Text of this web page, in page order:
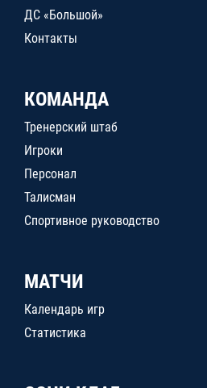
ДС «Большой»
Контакты
КОМАНДА
Тренерский штаб
Игроки
Персонал
Талисман
Спортивное руководство
МАТЧИ
Календарь игр
Статистика